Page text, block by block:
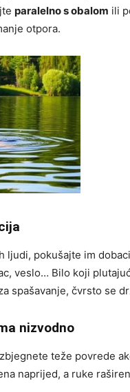
paralelno s obalom ili
otpora.
ljudi, pokušajte im
veslo… Bilo koji
spašavanje, čvrsto se
nizvodno
teže povrede
naprijed, a ruke